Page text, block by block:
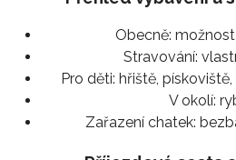
Obecně:
Stravování:
Pro děti: hřiště,
V okolí:
Zařazení chatek: